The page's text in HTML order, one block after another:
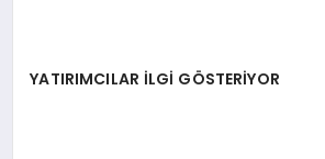
YATIRIMCILAR İLGİ GÖSTERİYOR